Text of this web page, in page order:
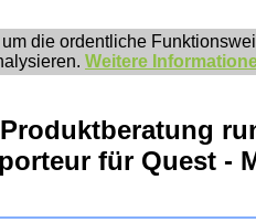
die ordentliche
Weitere
Produktberatung
für Quest -